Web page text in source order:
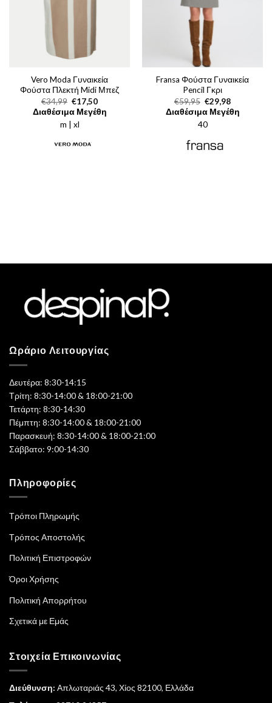
Vero Moda Γυναικεία
Φούστα Πλεκτή Midi Μπεζ
€34,99 Original
price
was:
€34,99.
€17,50Η
τρέχουσα
τιμή
Διαθέσιμα Μεγέθη
m | xl
Fransa Φούστα Γυναικεία
Pencil Γκρι
€59,95 Original
price
was:
€59,95.
€29,98Η
τρέχουσα
τιμή
Διαθέσιμα Μεγέθη
40
Ωράριο Λειτουργίας
Δευτέρα: 8:30-14:15
Τρίτη: 8:30-14:00 & 18:00-21:00
Τετάρτη: 8:30-14:30
Πέμπτη: 8:30-14:00 & 18:00-21:00
Παρασκευή: 8:30-14:00 & 18:00-21:00
Σάββατο: 9:00-14:30
Πληροφορίες
Τρόποι Πληρωμής
Τρόπος Αποστολής
Πολιτική Επιστροφών
Όροι Χρήσης
Πολιτική Απορρήτου
Σχετικά με Εμάς
Στοιχεία Επικοινωνίας
Διεύθυνση: Απλωταριάς 43, Χίος 82100, Ελλάδα